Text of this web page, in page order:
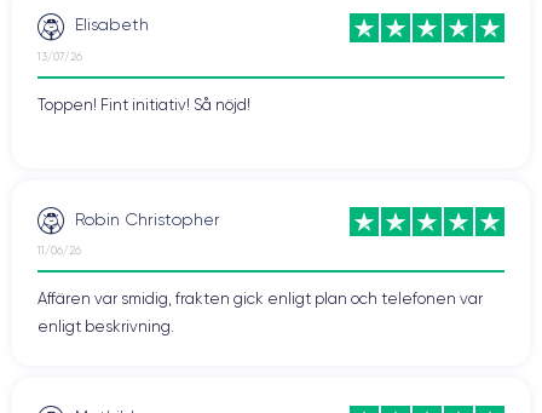
kontrollerats av
garantipå 24 månader.
Elisabeth
13/07/26
Toppen! Fint initiativ! Så nöjd!
Robin Christopher
11/06/26
Affären var smidig, frakten gick enligt plan och telefonen var
enligt beskrivning.